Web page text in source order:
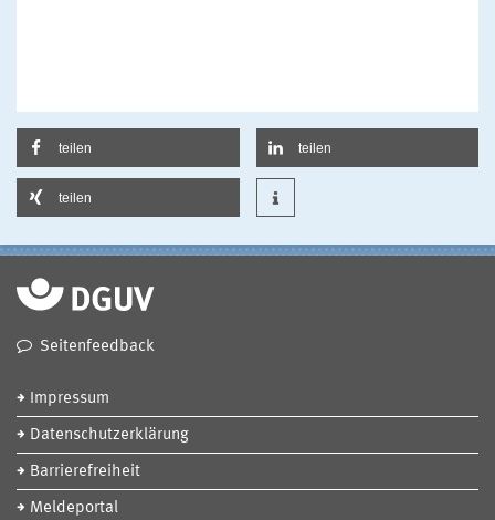
teilen teilen
teilen
Seitenfeedback
Impressum
Datenschutzerklärung
Barrierefreiheit
Meldeportal